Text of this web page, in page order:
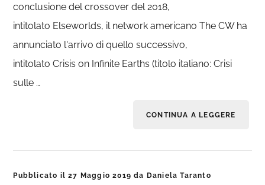
conclusione del crossover del 2018,
intitolato Elseworlds, il network americano The CW ha
annunciato l'arrivo di quello successivo,
intitolato Crisis on Infinite Earths (titolo italiano: Crisi
sulle …
CONTINUA A LEGGERE
Pubblicato il27 Maggio 2019 da Daniela Taranto